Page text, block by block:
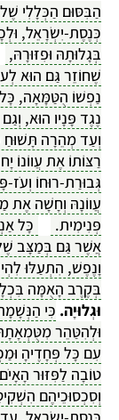
הַבִּסּוּם הַכְּלָלִי
כְּנֶסֶת-יִשְׂרָאֵל,
בְּגָלוּתָהּ וּפִזּוּרָהּ,
שֶׁחוֹזֵר גַּם הוּא
נַפְשׁוֹ הֻטַּמָּאָה, כָּל
נֶגֶד פָּנָיו הוּא,
וְעַד מְהֵרָה תָּשׁוּחַ
רַצּוֹתוֹ אֶת עֲווֹנוֹ
גְּבוּרַת-רוּחוֹ וְעֹז-
עֲווֹנָהּ וְחָשָׁה אֶת
פְּנִימִית.
כָּל
אֲשֶׁר גַּם בְּמַצָּב שֶׁל
וָנֶפֶשׁ, הִתְעַלּוּ
בְּקֶרֶב הָאֻמָּה
וּגְלוּיָה.כִּי הַנְּשָׁמָה
וּלְהִטַּהֵר מִטֻּמְאָתָהּ.
עִם כָּל פְּחָדֶיהָ
טוֹבָה לַפִּזּוּר הָאָיֹם.
וְסִכְסוּכֵיהֶם